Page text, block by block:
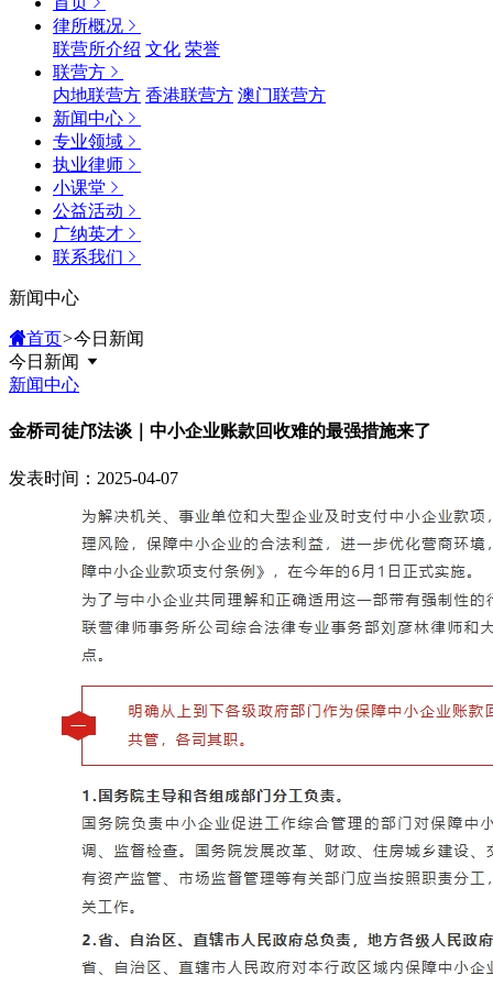
律所概况
联营所介绍 文化 荣誉
联营方
内地联营方 香港联营方 澳门联营方
新闻中心
专业领域
执业律师
小课堂
公益活动
广纳英才
联系我们
新闻中心
首页>今日新闻
今日新闻
新闻中心
金桥司徒邝法谈｜中小企业账款回收难的最强措施来了
发表时间：2025-04-07